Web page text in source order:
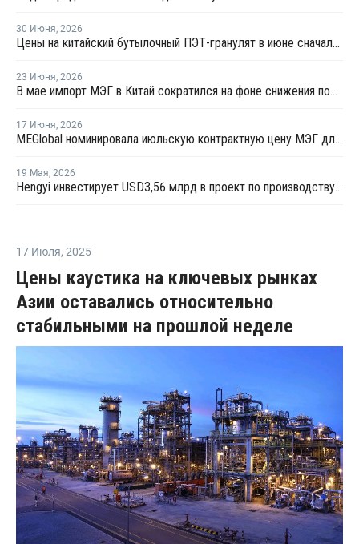
30 Июня, 2026
Цены на китайский бутылочный ПЭТ-гранулят в июне сначала выросли, а затем резко снизились
23 Июня, 2026
В мае импорт МЭГ в Китай сократился на фоне снижения поставок из Саудовской Аравии
17 Июня, 2026
MEGlobal номинировала июльскую контрактную цену МЭГ для Азии
19 Мая, 2026
Hengyi инвестирует USD3,56 млрд в проект по производству МЭГ из угля в Китае
17 Июля, 2025
Цены каустика на ключевых рынках
Азии оставались относительно
стабильными на прошлой неделе